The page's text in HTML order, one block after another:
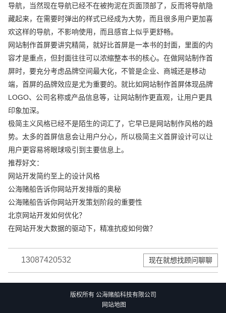
导航，当然现在导航已经不在被拘泥在页面顶部了，反而将导航隐
藏起来，在需要时弹出的样式已经成为大势，而且很多用户更加喜
欢这样的导航，不影响使用，而且感官上似乎更舒畅。
网站制作首屏要讲究精简，就好比首屏是一本书的封面，里面的内
容才是重点，但封面往往可以浓缩整本书的核心。在做网站制作首
屏时，要充分考虑品牌空间最大化，不管是企业、商城还是移动
端，首屏的品牌效应是尤为重要的。就比如网站制作首屏体现品牌
LOGO、公司名称或产品信息等，让网站制作更直观，让用户更具
印象加深。
极简主义风格已经不是陌生的词汇了，它早已是网站制作风格的趋
势。太多的首屏信息会让用户分心，所以极简主义首屏设计可以让
用户更容易将眼球吸引到主要信息上。
推荐好文：
网站开发简约至上的设计风格
公海赌船告诉你网站开发排版的奥秘
公海赌船告诉你网站开发策划阶段的重要性
北京网站开发如何优化？
在网站开发大数据的驱动下，精准抗疫如何做？
13087420532 现在就想找顾问聊聊
版权所有 公海赌船科技有限公司
网站地图